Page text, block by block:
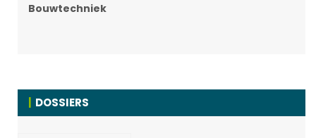
Bouwtechniek
DOSSIERS